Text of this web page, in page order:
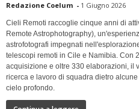
Redazione Coelum - 1 Giugno 2026
Cieli Remoti raccoglie cinque anni di
Remote Astrophotography),
astrofotografi impegnati
telescopi remoti in Cile e Namibia. Con
acquisizione e oltre 330 elaborazioni, il
ricerca e lavoro di squadra dietro
cielo profondo.